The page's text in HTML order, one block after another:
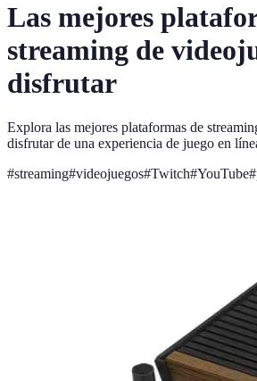
Las mejores
streaming de
disfrutar
Explora las mejores plataformas de
disfrutar de una experiencia de juego en
#streaming#videojuegos#Twitch#YouTube#